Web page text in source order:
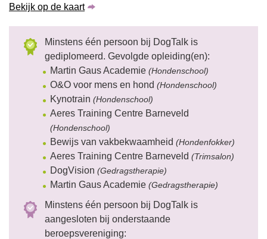
Bekijk op de kaart
Minstens één persoon bij DogTalk is
gediplomeerd. Gevolgde opleiding(en):
Martin Gaus Academie (Hondenschool)
O&O voor mens en hond (Hondenschool)
Kynotrain (Hondenschool)
Aeres Training Centre Barneveld
(Hondenschool)
Bewijs van vakbekwaamheid (Hondenfokker)
Aeres Training Centre Barneveld (Trimsalon)
DogVision (Gedragstherapie)
Martin Gaus Academie (Gedragstherapie)
Minstens één persoon bij DogTalk is
aangesloten bij onderstaande
beroepsvereniging: